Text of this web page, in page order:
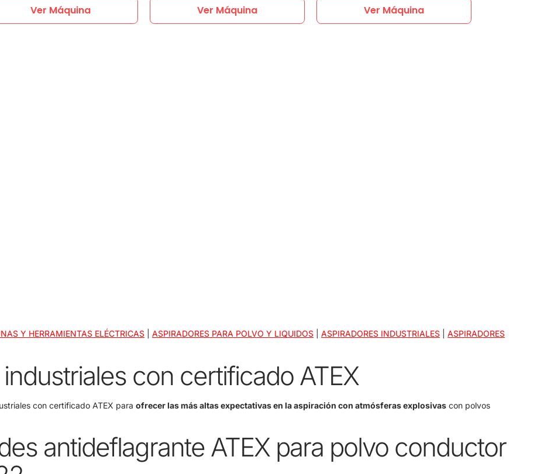
Ver Máquina Ver Máquina Ver Máquina
Y HERRAMIENTAS ELÉCTRICAS ASPIRADORES PARA POLVO Y LIQUIDOS ASPIRADORES INDUSTRIALES
ASPIRADORES
con certificado ATEX
con certificado ATEX para ofrecer las más altas expectativas en la aspiración con atmósferas explosivas con polvos
antideflagrante ATEX para polvo conductor